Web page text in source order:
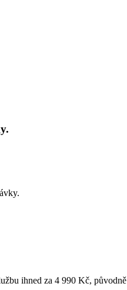
ihned za 4 990 Kč, původně